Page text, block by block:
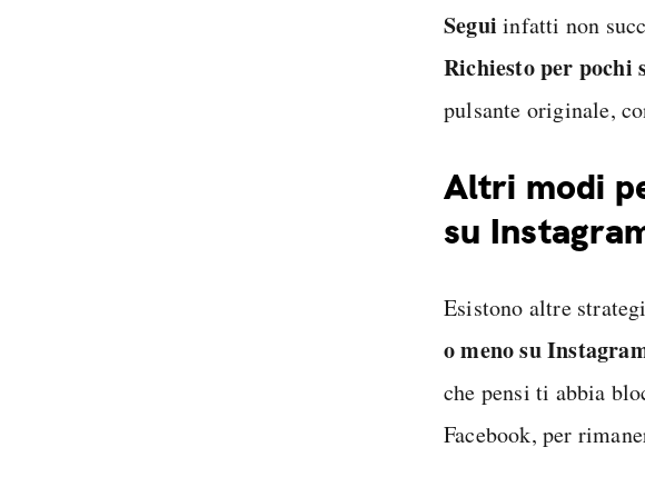
Segui infatti non
Richiesto per pochi
pulsante originale,
Altri modi
su
Esistono altre
o meno su
che pensi ti abbia
Facebook, per